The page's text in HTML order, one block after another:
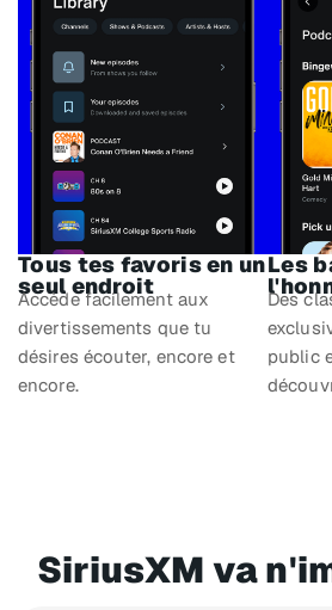
Tous tes favoris en un
seul endroit
Accède facilement aux
divertissements que tu
désires écouter, encore et
encore.
Les
Des
public
SiriusXM va